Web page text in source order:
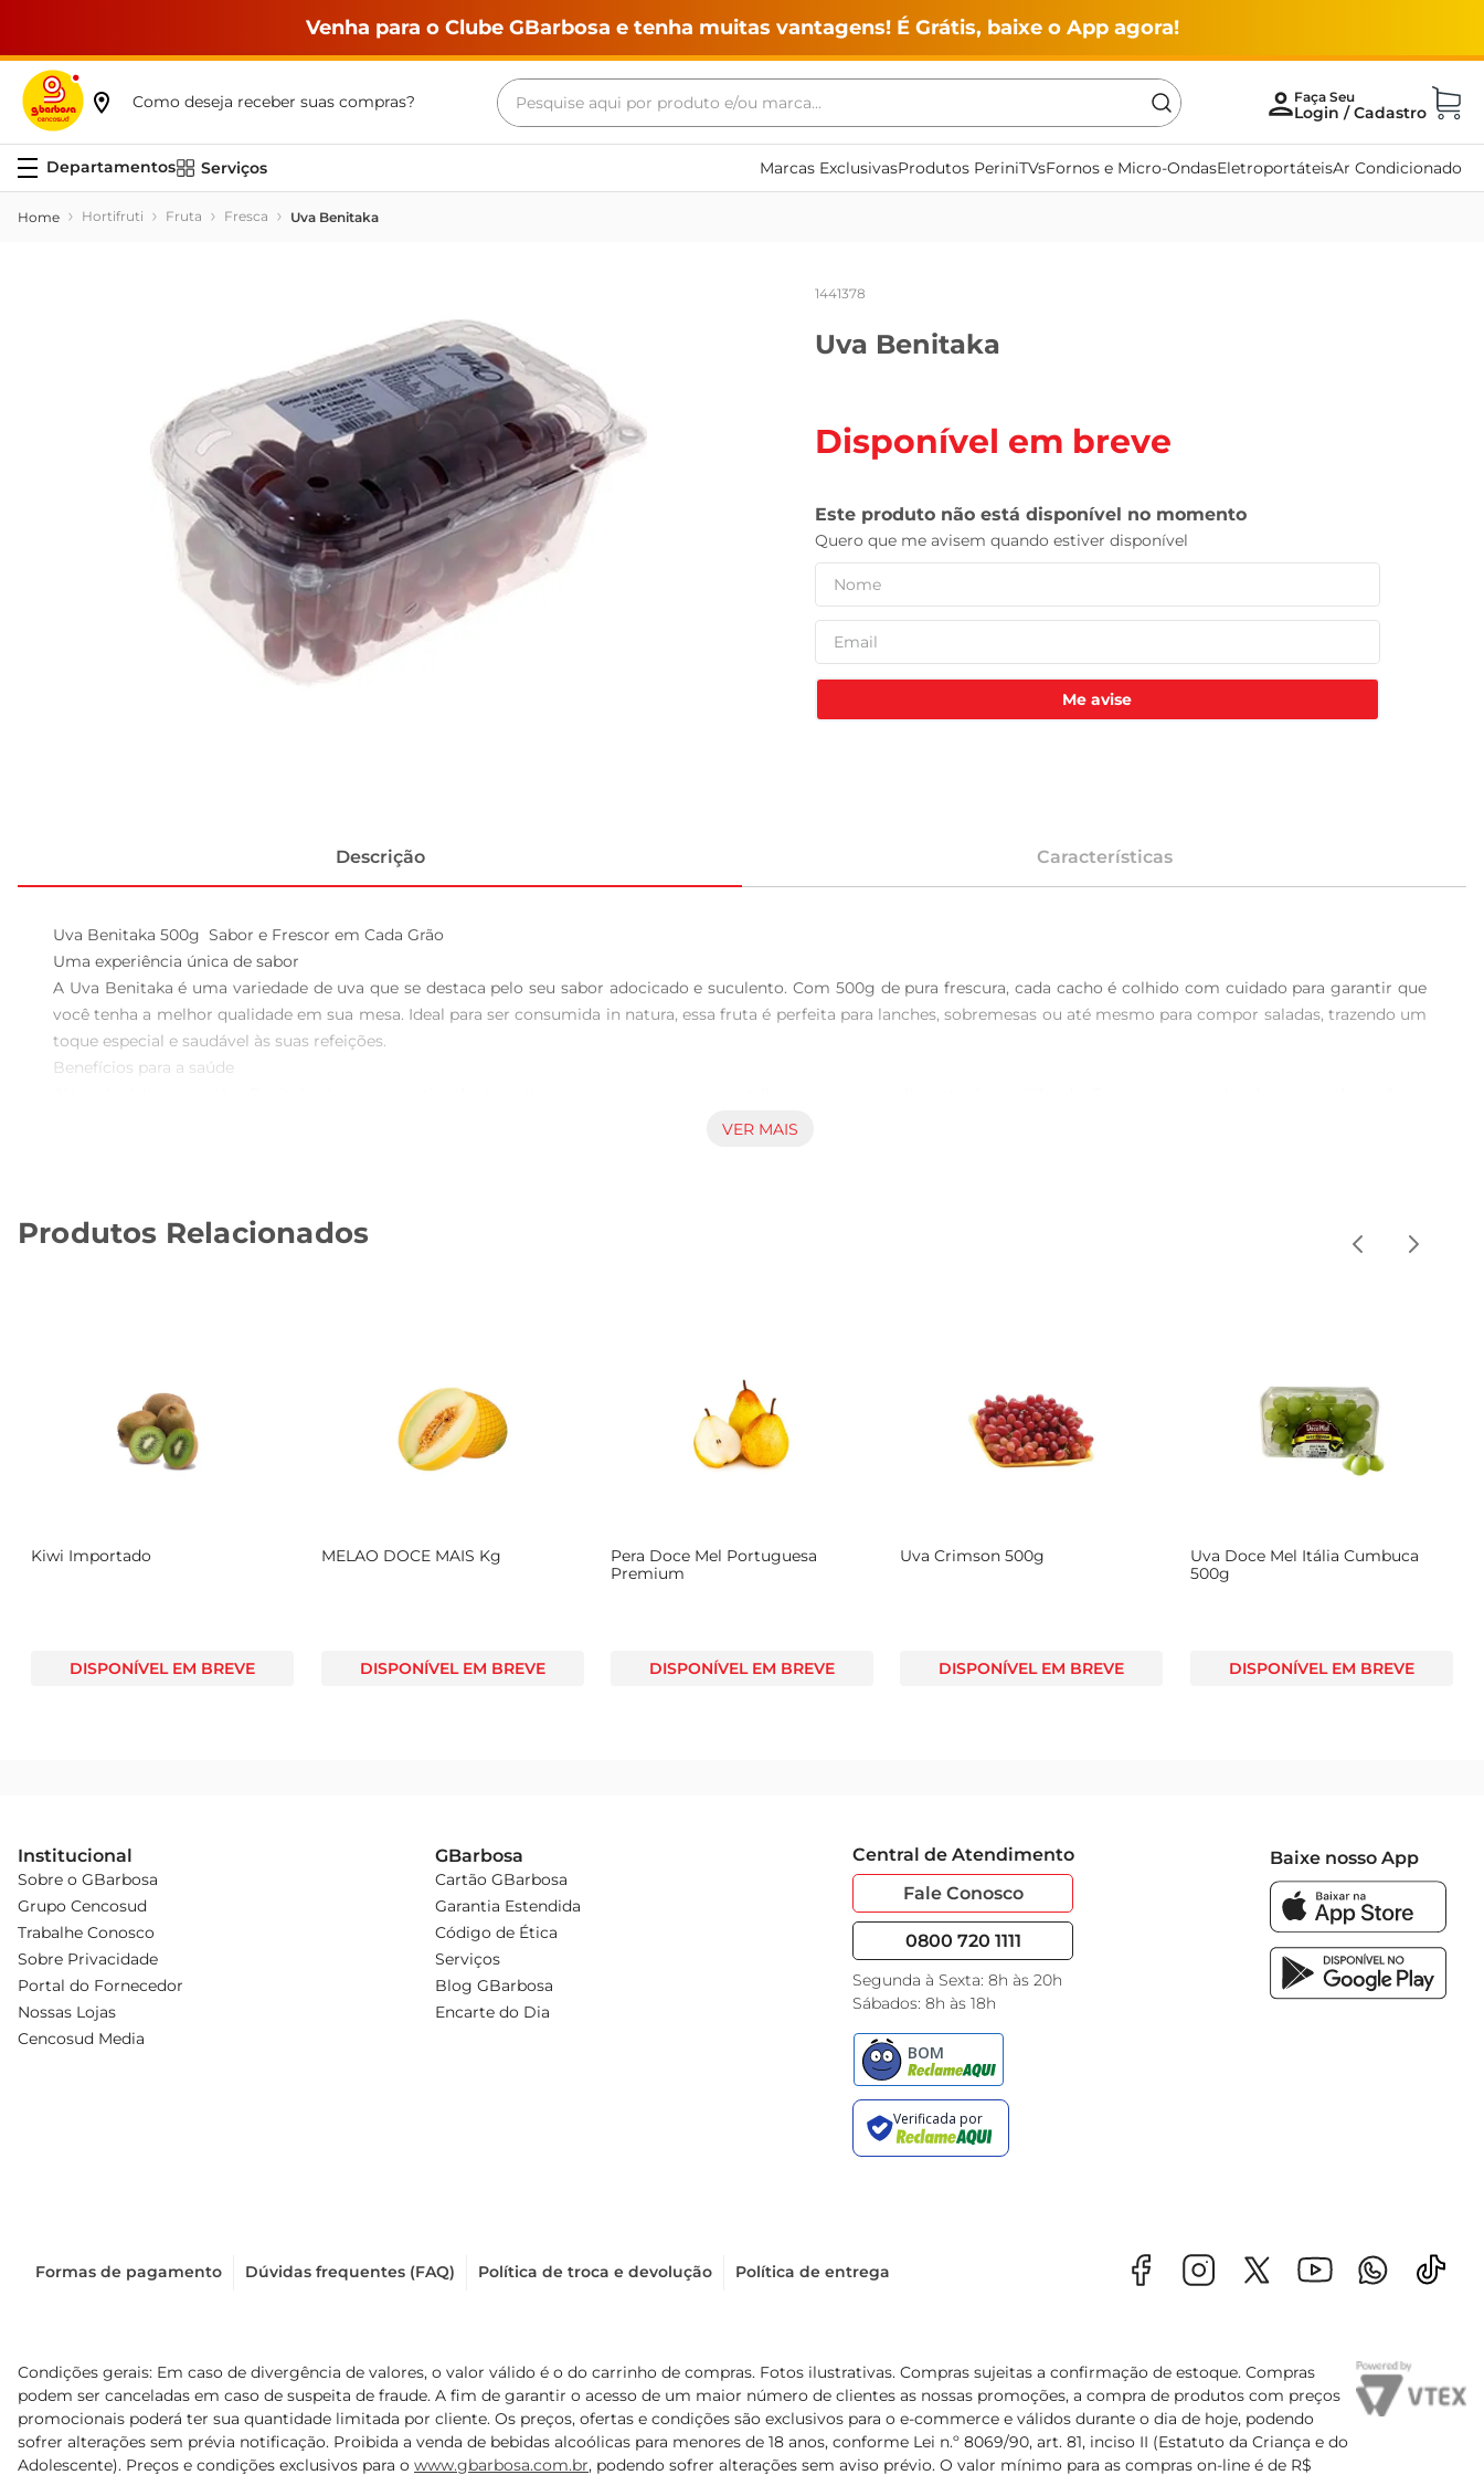
Venha para o Clube GBarbosa e tenha muitas vantagens! É Grátis, baixe o App agora!
Como deseja receber suas compras?
Pesquise aqui por produto e/ou marca...
Serviços Marcas ExclusivasProdutos PeriniTVsFornos e Micro-OndasEletroportáteisAr Condicionado
Hortifruti Fruta Fresca Uva Benitaka
1441378
Uva Benitaka
Disponível em breve
Me avise
Descrição Características
Uva Benitaka 500g  Sabor e Frescor em Cada Grão
Uma experiência única de sabor
A Uva Benitaka é uma variedade de uva que se destaca pelo seu sabor adocicado e suculento. Com 500g de pura frescura, cada cacho é colhido com cuidado para garantir que
você tenha a melhor qualidade em sua mesa. Ideal para ser consumida in natura, essa fruta é perfeita para lanches, sobremesas ou até mesmo para compor saladas, trazendo um
toque especial e saudável às suas refeições.
Benefícios para a saúde
hidratação do organismo, na melhora da circulação sanguínea e na proteção contra doenças. Assim, você não apenas saboreia uma fruta gostosa, mas também cuida da sua
como carnes e aves, para um contraste de sabores que surpreende. Sua textura crocante e sabor adocicado são perfeitos para criar combinações que agradam a todos os
VER MAIS
Produtos Relacionados
Kiwi Importado
DISPONÍVEL EM BREVE
MELAO DOCE MAIS Kg
DISPONÍVEL EM BREVE
Pera Doce Mel Portuguesa
Premium
DISPONÍVEL EM BREVE
Uva Crimson 500g
DISPONÍVEL EM BREVE
Uva Doce Mel Itália Cumbuca
500g
DISPONÍVEL EM BREVE
Institucional
Sobre o GBarbosa
Grupo Cencosud
Trabalhe Conosco
Sobre Privacidade
Portal do Fornecedor
Nossas Lojas
Cencosud Media
GBarbosa
Cartão GBarbosa
Garantia Estendida
Código de Ética
Serviços
Blog GBarbosa
Encarte do Dia
Central de Atendimento
Fale Conosco
0800 720 1111
Segunda à Sexta: 8h às 20h
Sábados: 8h às 18h
Baixe nosso App
Formas de pagamento Dúvidas frequentes (FAQ) Política de troca e devolução Política de entrega
Condições gerais: Em caso de divergência de valores, o valor válido é o do carrinho de compras. Fotos ilustrativas. Compras sujeitas a confirmação de estoque. Compras
podem ser canceladas em caso de suspeita de fraude. A fim de garantir o acesso de um maior número de clientes as nossas promoções, a compra de produtos com preços
promocionais poderá ter sua quantidade limitada por cliente. Os preços, ofertas e condições são exclusivos para o e-commerce e válidos durante o dia de hoje, podendo
sofrer alterações sem prévia notificação. Proibida a venda de bebidas alcoólicas para menores de 18 anos, conforme Lei n.º 8069/90, art. 81, inciso II (Estatuto da Criança e do
Adolescente). Preços e condições exclusivos para o www.gbarbosa.com.br, podendo sofrer alterações sem aviso prévio. O valor mínimo para as compras on-line é de R$
Termos mais buscados
frango
leite
vinho
leite pó
tv